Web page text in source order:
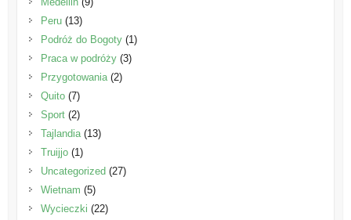
Peru(13)
Podróż do Bogoty(1)
Praca w podróży(3)
Przygotowania(2)
Quito(7)
Sport(2)
Tajlandia(13)
Truijjo(1)
Uncategorized(27)
Wietnam (5)
Wycieczki (22)